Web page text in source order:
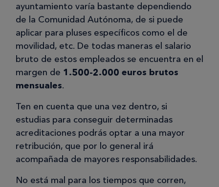
ayuntamiento varía bastante dependiendo
de la Comunidad Autónoma, de si puede
aplicar para pluses específicos como el de
movilidad, etc. De todas maneras el salario
bruto de estos empleados se encuentra en el
margen de 1.500-2.000 euros brutos
mensuales.
Ten en cuenta que una vez dentro, si
estudias para conseguir determinadas
acreditaciones podrás optar a una mayor
retribución, que por lo general irá
acompañada de mayores responsabilidades.
No está mal para los tiempos que corren,